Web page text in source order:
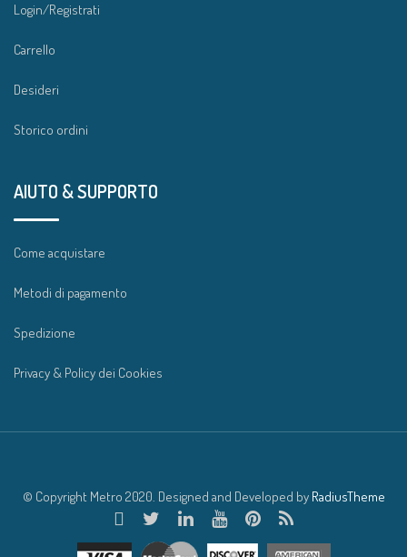
Login/Registrati
Carrello
Desideri
Storico ordini
AIUTO & SUPPORTO
Come acquistare
Metodi di pagamento
Spedizione
Privacy & Policy dei Cookies
© Copyright Metro 2020. Designed and Developed by RadiusTheme